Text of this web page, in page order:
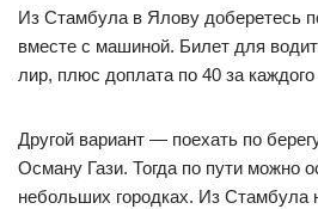
Из Стамбула в Ялову доберетесь
вместе с машиной. Билет для
лир, плюс доплата по 40 за
Другой вариант — поехать по
Осману Гази. Тогда по пути можно
небольших городках. Из Стамбула